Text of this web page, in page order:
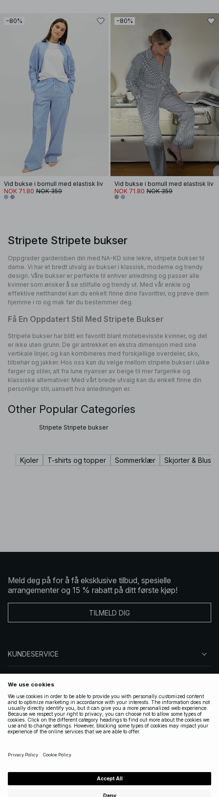
−80%
Vid bukse i bomull med elastisk liv
NOK 71.80 NOK 359
−80%
Vid bukse i bomull med elastisk liv
NOK 71.80 NOK 359
Stripete Stripete bukser
Oppgrader garderoben din med NA-KD sine lekre, stripete bukser til
dame. Vi har et bredt utvalg av bukser i klassisk, moderne og trendy
design. Våre bukser er perfekte til enhver anledning og passer alle
kvinner som ønsker å se stilfulle og trendy ut. Med vår enkle og
effektive netthandel kan du enkelt finne dine favoritter, og prøve dem
hjemme i ro og mak før du bestemmer deg.
Få En Oppdatert Stil Med Stripete Bukser
Stripete bukser har blitt en favoritt blant motebevisste kvinner, og det
er ikke uten grunn. De gir antrekket en ekstra dimensjon med sine
vertikale linjer, og kan kombineres med forskjellige overdeler, sko,
tilbehør og jakker. Hos oss kan du velge mellom stripete bukser i ulike
farger og stiler, alt fra lune nyanser av beige til mer fargerike og
klassiske alternativer. Med vårt brede utvalg kan du enkelt finne din
personlige stil, uansett hva anledningen er.
Other Popular Categories
Stripete Stripete bukser
Kjoler T-shirts og topper Sommerklær Skjorter & Bluser
Meld deg på for å få eksklusive tilbud, spesielle
arrangementer og 15 % rabatt på ditt første kjøp!
TILMELD DIG
KUNDESERVICE
FØLG OSS
LOVLIG